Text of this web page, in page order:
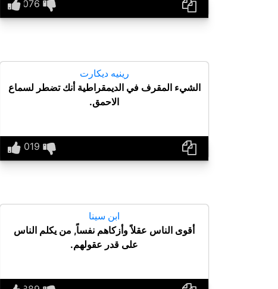
رينيه ديكارت
الشيء المقرف في الديمقراطية أنك تضطر لسماع
الاحمق.
ابن سينا
أقوى الناس عقلاً وأزكاهم نفساً, من يكلم الناس
على قدر عقولهم.